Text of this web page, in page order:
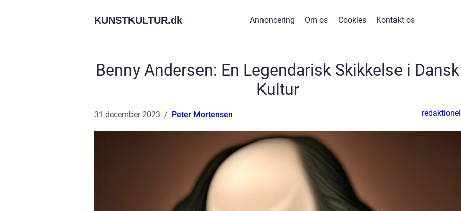
KUNSTKULTUR.dk Annoncering Om os Cookies Kontakt os
Benny Andersen: En Legendarisk Skikkelse i Dansk
Kultur
31 december 2023 Peter Mortensen redaktionel